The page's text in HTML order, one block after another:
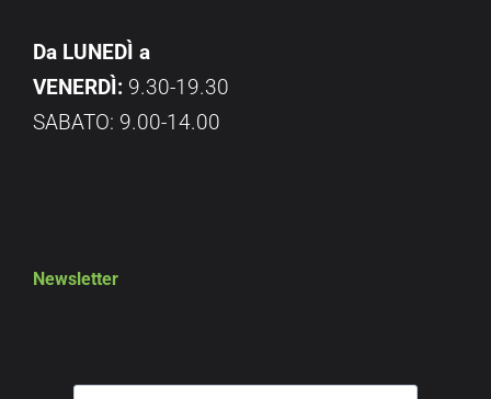
Da LUNEDÌ a
VENERDÌ: 9.30-19.30
SABATO: 9.00-14.00
Newsletter